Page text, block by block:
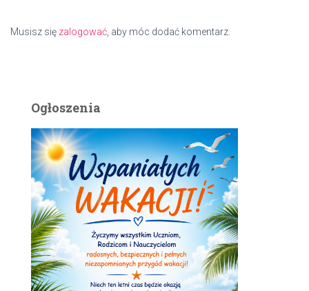
Musisz się zalogować , aby móc dodać komentarz.
Ogłoszenia